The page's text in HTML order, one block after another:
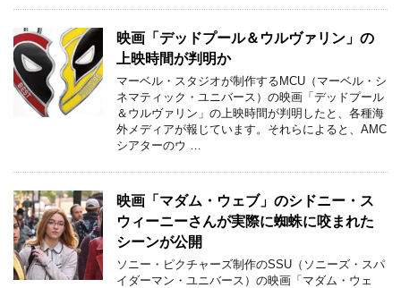
映画「デッドプール＆ウルヴァリン」の
上映時間が判明か
マーベル・スタジオが制作するMCU（マーベル・シ
ネマティック・ユニバース）の映画「デッドプール
＆ウルヴァリン」の上映時間が判明したと、各種海
外メディアが報じています。それらによると、AMC
シアターのウ …
映画「マダム・ウェブ」のシドニー・ス
ウィーニーさんが実際に蜘蛛に咬まれた
シーンが公開
ソニー・ピクチャーズ制作のSSU（ソニーズ・スパ
イダーマン・ユニバース）の映画「マダム・ウェ